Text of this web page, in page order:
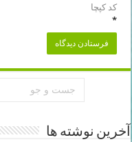
کد کپچا
*
آخرین نوشته ها